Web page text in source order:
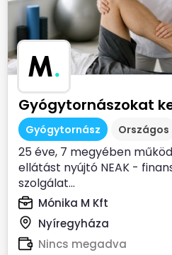
M.
Gyógytornászokat
Gyógytornász Országos
25 éve, 7 megyében
ellátást nyújtó NEAK -
szolgálat...
Mónika M Kft
Nyíregyháza
Nincs megadva